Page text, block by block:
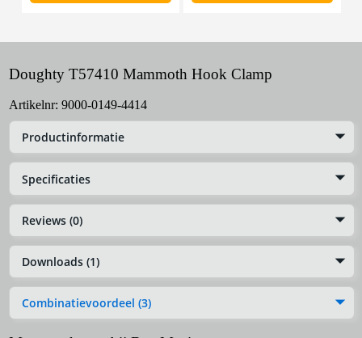
Doughty T57410 Mammoth Hook Clamp
Artikelnr: 9000-0149-4414
Productinformatie
Specificaties
Reviews (0)
Downloads (1)
Combinatievoordeel (3)